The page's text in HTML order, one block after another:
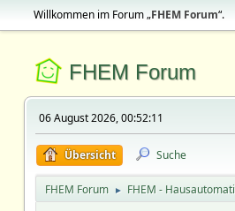
Willkommen im Forum „FHEM Forum“.
FHEM Forum
06 August 2026, 00:52:11
Übersicht Suche
FHEM Forum ► FHEM -